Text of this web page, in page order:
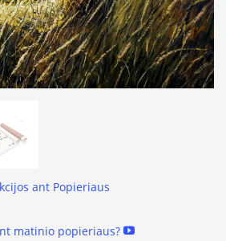
ant Popieriaus
matinio popieriaus?